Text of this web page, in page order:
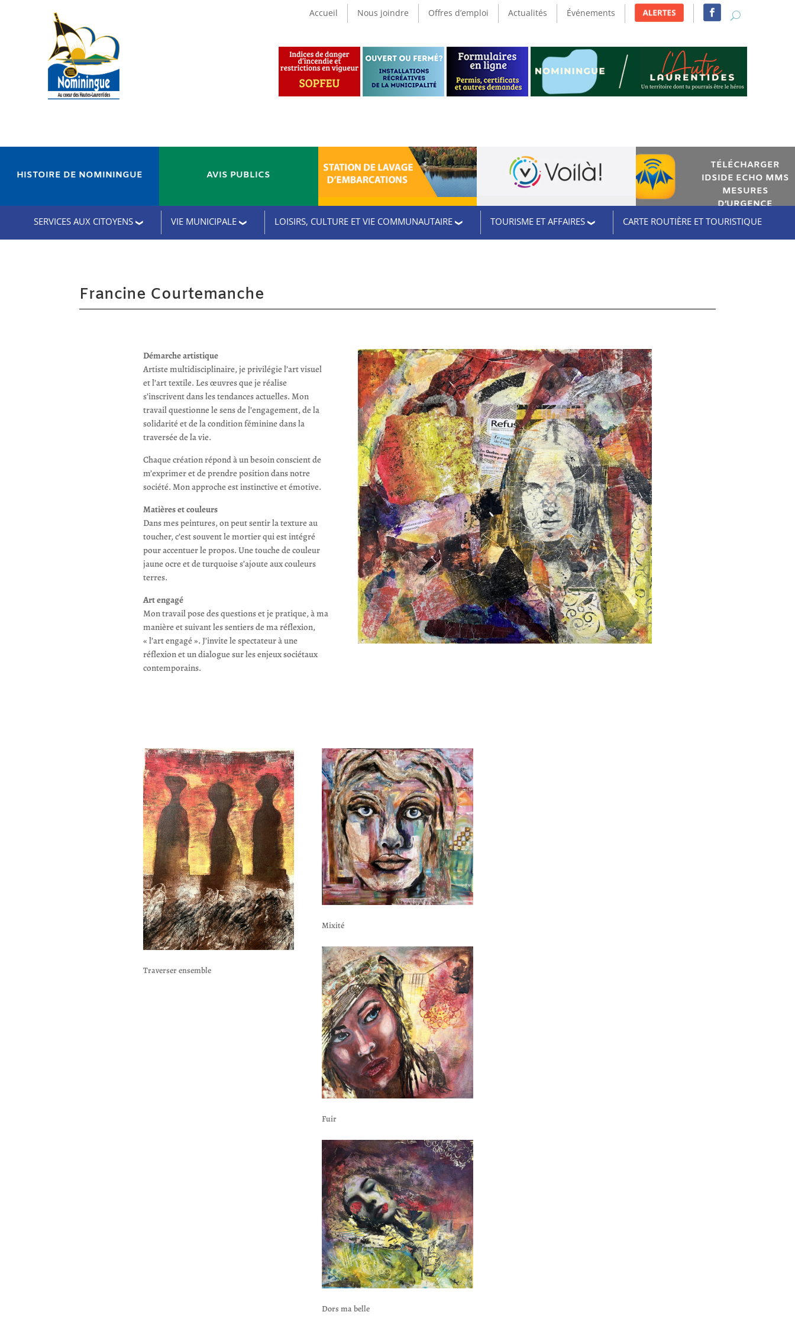
Accueil Nous joindre Offres d’emploi Actualités Événements
HISTOIRE DE NOMININGUE AVIS PUBLICS
TÉLÉCHARGER
IDSIDE ECHO MMS
MESURES
D’URGENCE
SERVICES AUX CITOYENS
VIE MUNICIPALE LOISIRS, CULTURE ET VIE COMMUNAUTAIRE TOURISME ET AFFAIRES CARTE ROUTIÈRE ET TOURISTIQUE
Francine Courtemanche
Démarche artistique
Artiste multidisciplinaire, je privilégie l’art visuel
et l’art textile. Les œuvres que je réalise
s’inscrivent dans les tendances actuelles. Mon
travail questionne le sens de l’engagement, de la
solidarité et de la condition féminine dans la
traversée de la vie.
Chaque création répond à un besoin conscient de
m’exprimer et de prendre position dans notre
société. Mon approche est instinctive et émotive.
Matières et couleurs
Dans mes peintures, on peut sentir la texture au
toucher, c’est souvent le mortier qui est intégré
pour accentuer le propos. Une touche de couleur
jaune ocre et de turquoise s’ajoute aux couleurs
terres.
Art engagé
Mon travail pose des questions et je pratique, à ma
manière et suivant les sentiers de ma réflexion,
« l’art engagé ». J’invite le spectateur à une
réflexion et un dialogue sur les enjeux sociétaux
contemporains.
Traverser ensemble
Mixité
Fuir
Dors ma belle